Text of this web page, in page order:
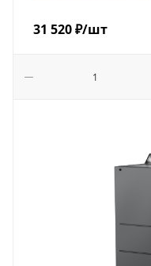
31 520₽/шт